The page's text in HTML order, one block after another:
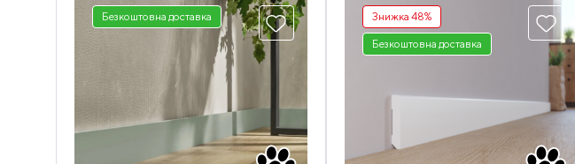
Безкоштовна доставка Знижка 48%
Безкоштовна доставка